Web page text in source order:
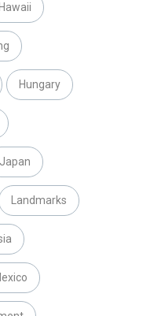
Hawaii
Hungary
Japan
Landmarks